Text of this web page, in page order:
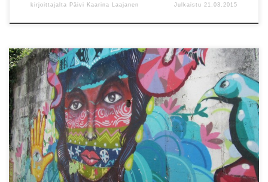
kirjoittajalta Päivi Kaarina Laajanen Julkaistu 21.03.2015
Meksikon Tulum tunnetaan upeasta maya-intiaanien
raunioalueesta ja pitkästä, hienohiekkaisesta rannasta. Tämä
postaus ei kerro kummastakaan.